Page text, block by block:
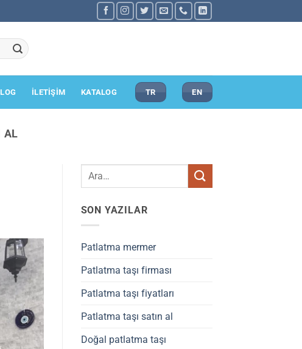
İLETİŞİM KATALOG TR EN
AL
SON YAZILAR
Patlatma mermer
Patlatma taşı firması
Patlatma taşı fiyatları
Patlatma taşı satın al
Doğal patlatma taşı